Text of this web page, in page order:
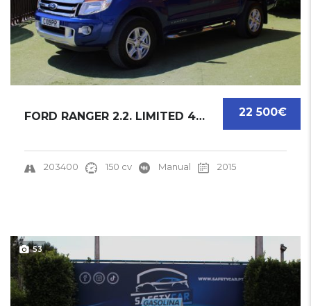
22 500€
FORD RANGER 2.2. LIMITED 4X4 CABINE DUPLA | ...
203400 150 cv Manual 2015
53